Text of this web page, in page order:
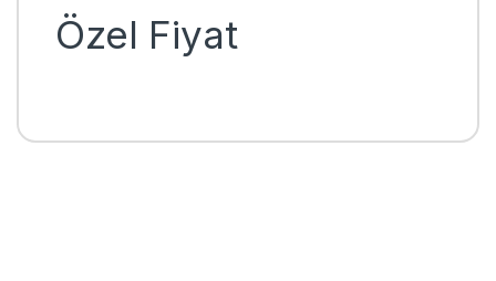
Özel Fiyat